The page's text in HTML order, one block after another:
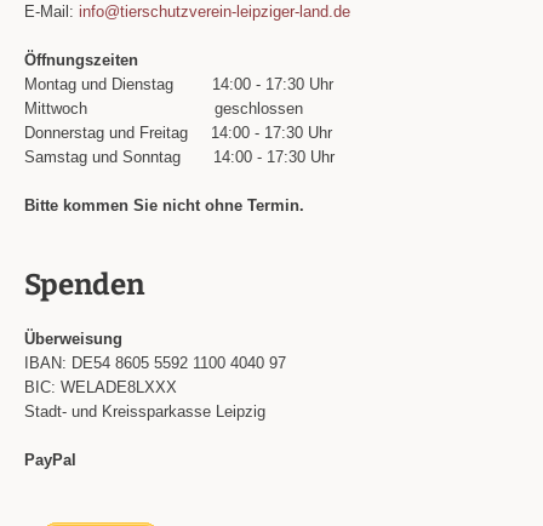
E-Mail:info@tierschutzverein-leipziger-land.de
Öffnungszeiten
Montag und Dienstag
14:00 - 17:30 Uhr
Mittwoch
geschlossen
Donnerstag und Freitag
14:00 - 17:30 Uhr
Samstag und Sonntag
14:00 - 17:30 Uhr
Bitte kommen Sie nicht ohne Termin.
Spenden
Überweisung
IBAN: DE54 8605 5592 1100 4040 97
BIC: WELADE8LXXX
Stadt- und Kreissparkasse Leipzig
PayPal